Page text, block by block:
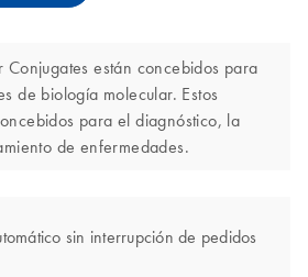
Conjugates están concebidos para
de biología molecular. Estos
para el diagnóstico, la
de enfermedades.
sin interrupción de pedidos